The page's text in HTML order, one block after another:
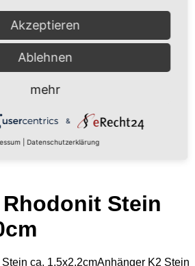
Akzeptieren
Platform
Stein
ca. 1,5x2,2cmAnhänger K2 Stein
Akzeptieren
Ablehnen
mehr
&
Datenschutzerklärung